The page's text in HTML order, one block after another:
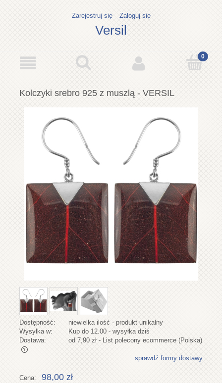
Zarejestruj się Zaloguj się
Versil
Kolczyki srebro 925 z muszlą - VERSIL
Dostępność:
niewielka ilość - produkt unikalny
Wysyłka w:
Kup do 12.00 - wysyłka dziś
Dostawa:
od 7,90 zł - List polecony ecommerce (Polska)
Cena nie zawiera ewentualnych kosztów płatności
sprawdź formy dostawy
Cena: 98,00 zł